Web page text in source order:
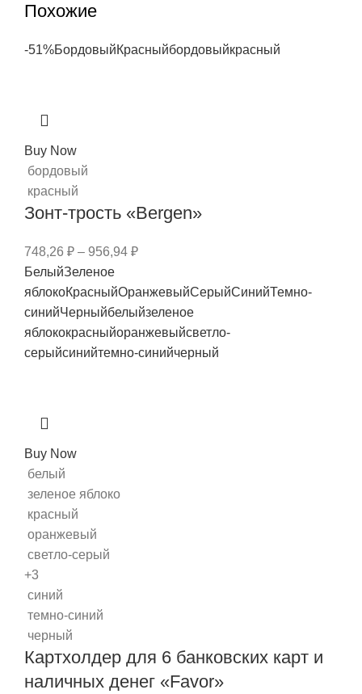
Похожие
-51%БордовыйКрасныйбордовыйкрасный
Buy Now
бордовый
красный
Зонт-трость «Bergen»
748,26 ₽ – 956,94 ₽
БелыйЗеленое
яблокоКрасныйОранжевыйСерыйСинийТемно-
синийЧерныйбелыйзеленое
яблококрасныйоранжевыйсветло-
серыйсинийтемно-синийчерный
Buy Now
белый
зеленое яблоко
красный
оранжевый
светло-серый
+3
синий
темно-синий
черный
Картхолдер для 6 банковских карт и
наличных денег «Favor»